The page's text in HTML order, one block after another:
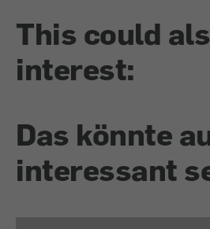
This could
interest:
Das könnte
interessant